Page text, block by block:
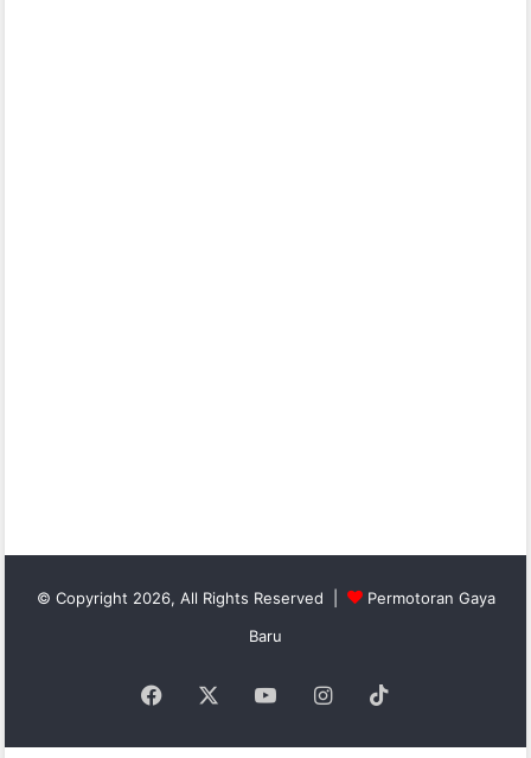
© Copyright 2026, All Rights Reserved |
Permotoran Gaya
Baru
Facebook YouTubeInstagram